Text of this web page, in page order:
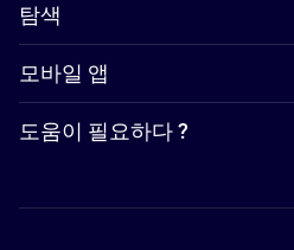
탐색
모바일 앱
도움이 필요하다 ?